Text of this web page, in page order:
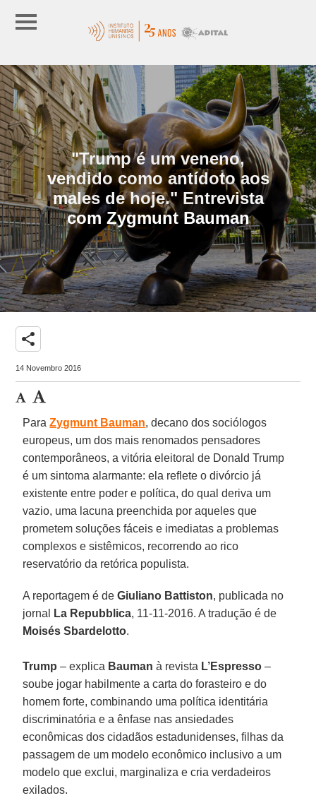
"Trump é um veneno,
vendido como antídoto aos
males de hoje." Entrevista
com Zygmunt Bauman
share
14 Novembro 2016
ParaZygmunt Bauman, decano dos sociólogos
europeus, um dos mais renomados pensadores
contemporâneos, a vitória eleitoral de Donald Trump
é um sintoma alarmante: ela reflete o divórcio já
existente entre poder e política, do qual deriva um
vazio, uma lacuna preenchida por aqueles que
prometem soluções fáceis e imediatas a problemas
complexos e sistêmicos, recorrendo ao rico
reservatório da retórica populista.
A reportagem é deGiuliano Battiston, publicada no
jornal
La Repubblica, 11-11-2016. A tradução é de
Moisés Sbardelotto.
Trump – explica Bauman à revista L’Espresso –
soube jogar habilmente a carta do forasteiro e do
homem forte, combinando uma política identitária
discriminatória e a ênfase nas ansiedades
econômicas dos cidadãos estadunidenses, filhas da
passagem de um modelo econômico inclusivo a um
modelo que exclui, marginaliza e cria verdadeiros
exilados.